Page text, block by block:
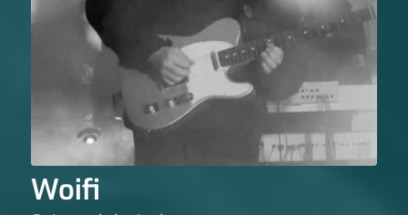
Woifi